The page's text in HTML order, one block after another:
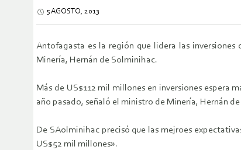
5 AGOSTO, 2013
Antofagasta es la región que lidera las
Minería, Hernán de Solminihac.
Más de US$112 mil millones en inversiones espera
año pasado, señaló el ministro de Minería, Hernán
De SAolminihac precisó que las mejroes
US$52 mil millones».